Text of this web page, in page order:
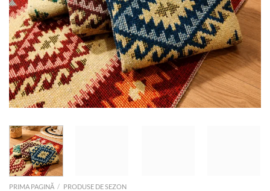
PRIMA PAGINĂ / PRODUSE DE SEZON